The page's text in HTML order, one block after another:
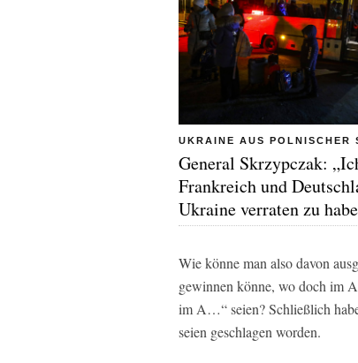
UKRAINE AUS POLNISCHER
General Skrzypczak:
Frankreich und
Ukraine verraten zu
Wie könne man also davon
gewinnen könne, wo doch im
im A…“ seien? Schließlich
seien geschlagen worden.